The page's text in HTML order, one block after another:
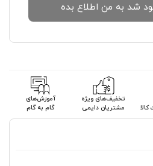
شد به من اطلاع بده
تخفیف‌های ویژه
مشتریان دایمی
آموزش‌های
گام به گام